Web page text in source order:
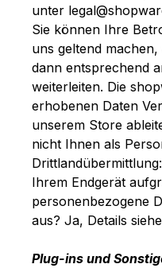
unter
Sie können Ihre
uns geltend
dann entsprechend
weiterleiten. Die
erhobenen Daten
unserem Store
nicht Ihnen als
Drittlandübermittlung:
Ihrem Endgerät
personenbezogene
aus? Ja, Details
Plug-ins und